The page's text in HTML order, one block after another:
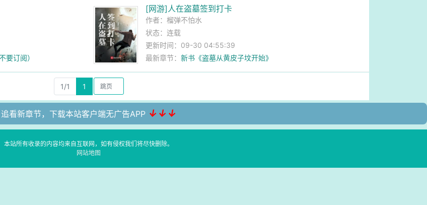
要订阅）
[网游]人在盗墓签到打卡
作者： 榴弹不怕水
状态：连载
更新时间：09-30 04:55:39
最新章节： 新书《盗墓从黄皮子坟开始》
1/1 1
追看新章节，下载本站客户端无广告APP ↓↓↓
本站所有收录的内容均来自互联网，如有侵权我们将尽快删除。
网站地图